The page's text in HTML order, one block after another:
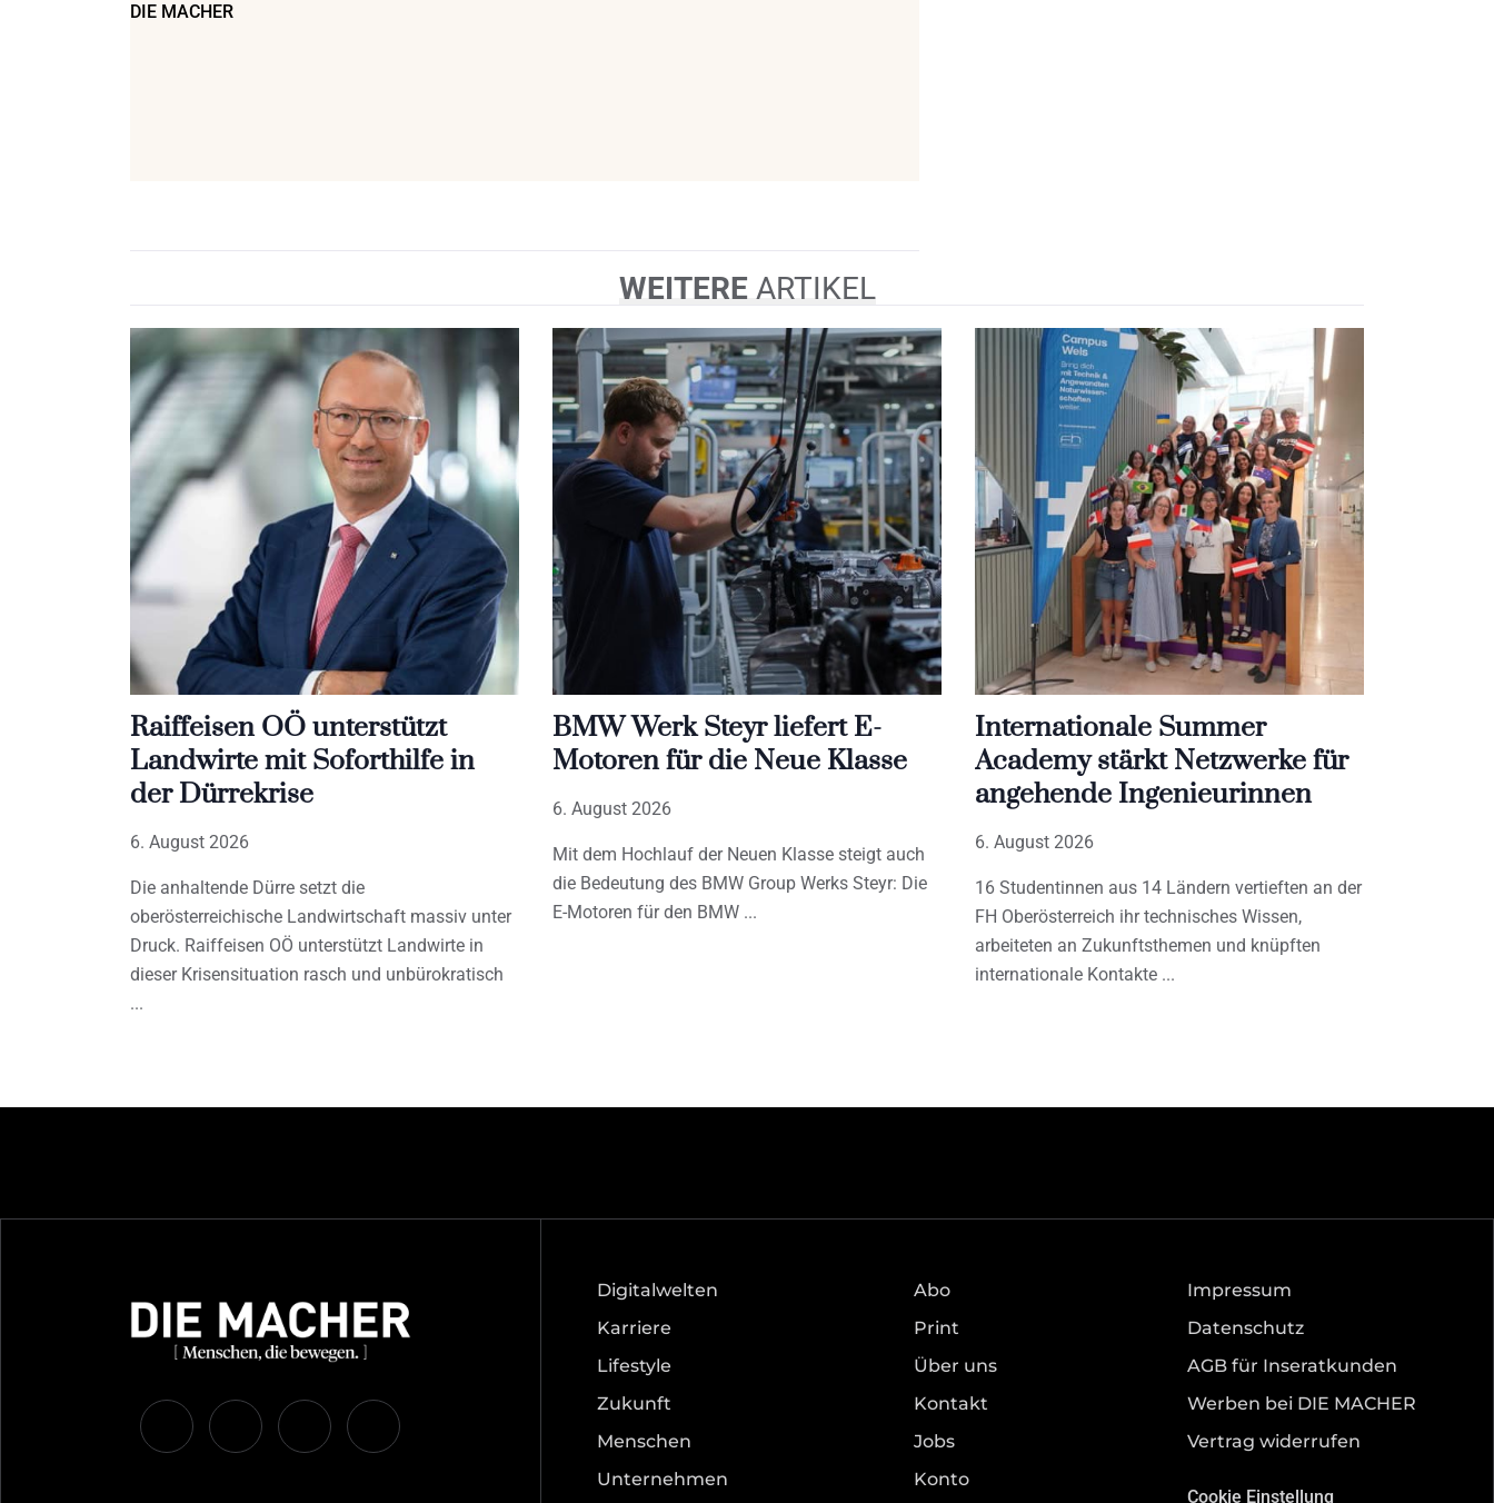
DIE MACHER
WEITEREARTIKEL
Raiffeisen OÖ unterstützt
Landwirte mit Soforthilfe in
der Dürrekrise
6. August 2026
Die anhaltende Dürre setzt die
oberösterreichische Landwirtschaft massiv unter
Druck. Raiffeisen OÖ unterstützt Landwirte in
dieser Krisensituation rasch und unbürokratisch
BMW Werk Steyr liefert E-
Motoren für die Neue Klasse
6. August 2026
Mit dem Hochlauf der Neuen Klasse steigt auch
die Bedeutung des BMW Group Werks Steyr: Die
E-Motoren für den BMW
Internationale Summer
Academy stärkt Netzwerke für
angehende Ingenieurinnen
6. August 2026
16 Studentinnen aus 14 Ländern vertieften an der
FH Oberösterreich ihr technisches Wissen,
arbeiteten an Zukunftsthemen und knüpften
internationale Kontakte
Digitalwelten
Karriere
Lifestyle
Zukunft
Menschen
Unternehmen
Abo
Print
Über uns
Kontakt
Jobs
Konto
Impressum
Datenschutz
AGB für Inseratkunden
Werben bei DIE MACHER
Vertrag widerrufen
Cookie Einstellung